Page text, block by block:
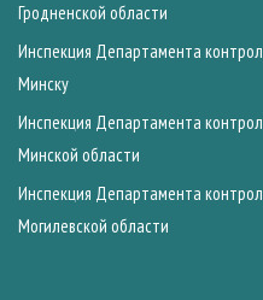
Гродненской области
Инспекция Департамента
Минску
Инспекция Департамента
Минской области
Инспекция Департамента
Могилевской области